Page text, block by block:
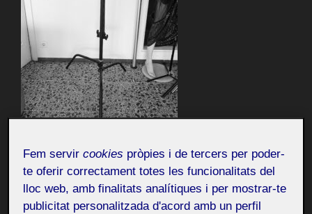
Procés (de dreta a esquerra): DIN-A5 a llapis.
Fem servircookies pròpies i de tercers per poder-
te oferir correctament totes les funcionalitats del
lloc web, amb finalitats analítiques i per mostrar-te
publicitat personalitzada d'acord amb un perfil